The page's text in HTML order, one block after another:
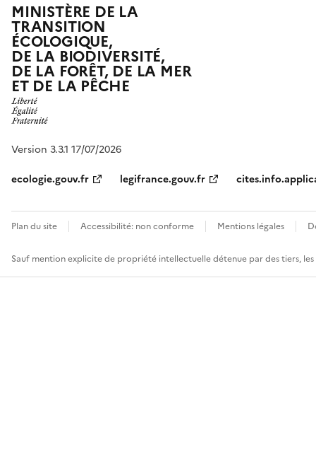
MINISTÈRE DE LA
TRANSITION
ÉCOLOGIQUE,
DE LA BIODIVERSITÉ,
DE LA FORÊT, DE LA MER
ET DE LA PÊCHE
Version 3.3.1 17/07/2026
ecologie.gouv.fr
legifrance.gouv.fr
Plan du site Accessibilité: non conforme Mentions légales
Sauf mention explicite de propriété intellectuelle détenue par des tiers,